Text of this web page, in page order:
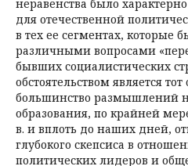
неравенства было
для отечественной
в тех ее сегментах, которые
различными вопросами
бывших социалистических
обстоятельством является
большинство размышлений
образования, по крайней
в. и вплоть до наших дней,
глубокого скепсиса в
политических лидеров и